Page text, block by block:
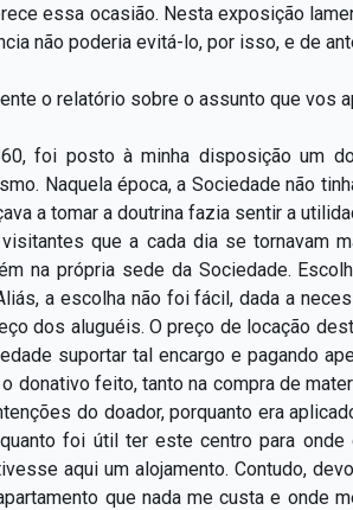
essa ocasião. Nesta exposição
não poderia evitá-lo, por isso, e de
o relatório sobre o assunto que vos
foi posto à minha disposição um
Naquela época, a Sociedade não
a tomar a doutrina fazia sentir a
que a cada dia se tornavam
na própria sede da Sociedade.
a escolha não foi fácil, dada a
dos aluguéis. O preço de locação
suportar tal encargo e pagando
donativo feito, tanto na compra de
do doador, porquanto era
foi útil ter este centro para
aqui um alojamento. Contudo,
que nada me custa e onde